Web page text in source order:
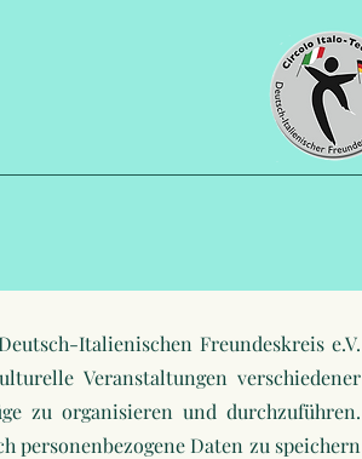
Italienischen Freundeskreis e.V.
Veranstaltungen verschiedener
zu organisieren und durchzuführen.
personenbezogene Daten zu speichern